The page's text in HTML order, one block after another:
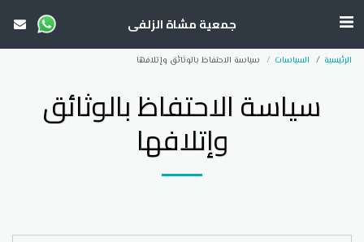
جمعية مشاة الزلفي
الرئيسية السياسات سياسة الاحتفاظ بالوثائق وإتلافها
سياسة الاحتفاظ بالوثائق
وإتلافها